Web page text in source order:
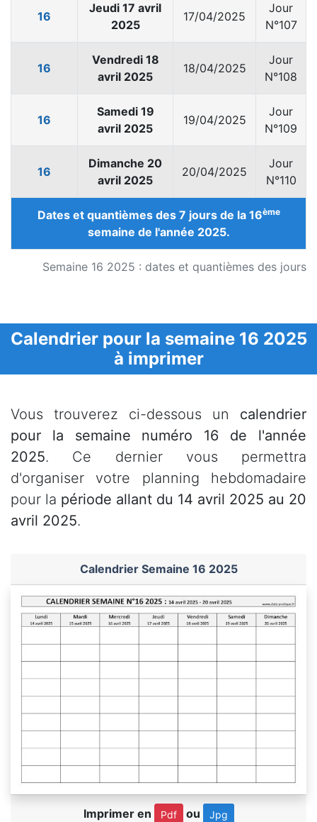
Semaine 16 2025 : dates et quantièmes des jours
16
Jeudi 17 avril
2025
17/04/2025
Jour
N°107
16
Vendredi 18
avril 2025
18/04/2025
Jour
N°108
16
Samedi 19
avril 2025
19/04/2025
Jour
N°109
16
Dimanche 20
avril 2025
20/04/2025
Jour
N°110
Dates et quantièmes des 7 jours de la 16ème
semaine de l'année 2025.
Calendrier pour la semaine 16 2025
à imprimer
Vous trouverez ci-dessous un calendrier
pour la semaine numéro 16 de l'année
2025. Ce dernier vous permettra
d'organiser votre planning hebdomadaire
pour la période allant du 14 avril 2025 au 20
avril 2025.
Calendrier Semaine 16 2025
Imprimer en Pdf ou Jpg